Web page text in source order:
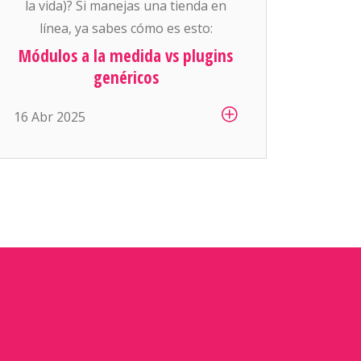
la vida)? Si manejas una tienda en
línea, ya sabes cómo es esto:
siempre se necesita “algo más”. Que
si ahora queremos mostrar precios
de logística necesita generar sus
contabilidad […]
Módulos a la medida vs plugins
genéricos
16 Abr 2025